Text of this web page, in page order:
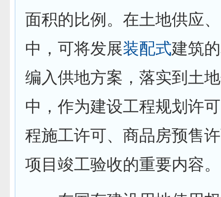
面积的比例。在土地供应
中，可将发展装配式建筑
编入供地方案，落实到土
中，作为建设工程规划许
程施工许可、商品房预售
项目竣工验收的重要内容。